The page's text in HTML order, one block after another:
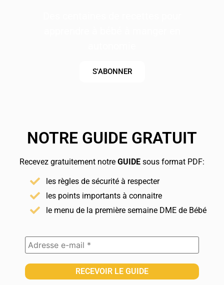
S'ABONNER
NOTRE GUIDE GRATUIT
Recevez gratuitement notre GUIDE sous format PDF:
les règles de sécurité à respecter
les points importants à connaitre
le menu de la première semaine DME de Bébé